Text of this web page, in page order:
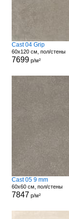
Cast 04 Grip
60x120 см, пол/стены
7699р/м²
Cast 05 9 mm
60x60 см, пол/стены
7847 р/м²